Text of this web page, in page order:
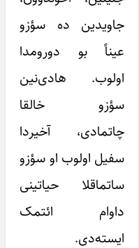
جاویدین ده سؤزو
عیناً بو دورومدا
اولوب. هادی‌نین
سؤزو خالقا
چاتمادی، آخیردا
سفیل اولوب او سؤزو
ساتماقلا حیاتینی
داوام ائتمک
ایسته‌دی.